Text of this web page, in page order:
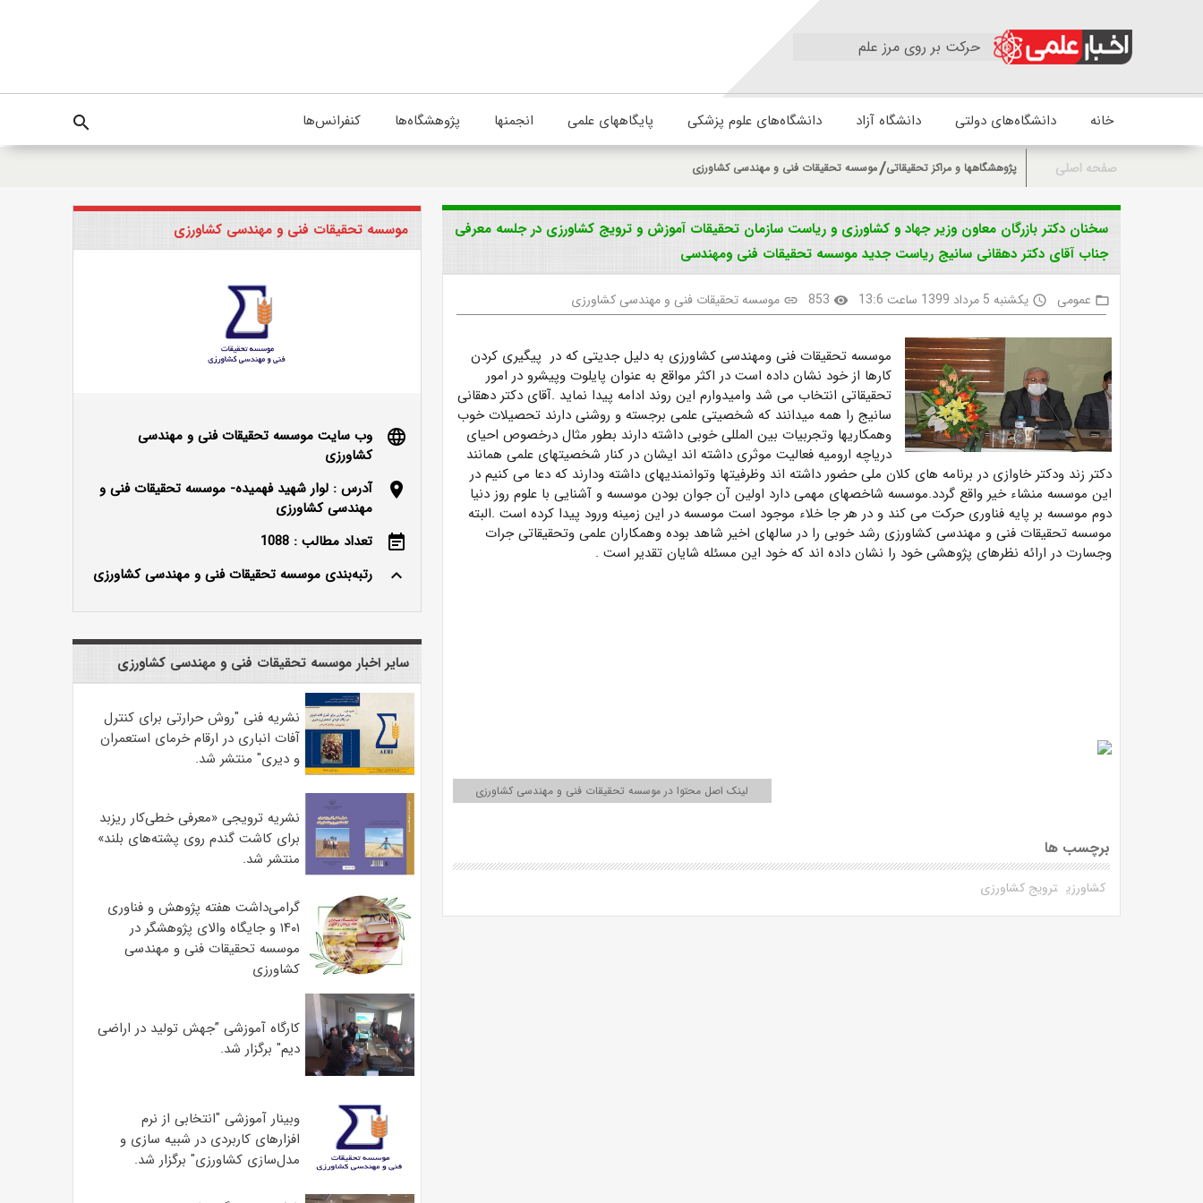
حرکت بر روی مرز علم
خانه دانشگاه‌های دولتی دانشگاه آزاد دانشگاه‌های علوم پزشکی پایگاههای علمی انجمنها پژوهشگاه‌ها کنفرانس‌ها search
صفحه اصلی پژوهشگاهها و مراکز تحقیقاتی موسسه تحقیقات فنی و مهندسی کشاورزی
سخنان دکتر بازرگان معاون وزیر جهاد و کشاورزی و ریاست سازمان تحقیقات آموزش و ترویج کشاورزی در جلسه معرفی
جناب آقای دکتر دهقانی سانیج ریاست جدید موسسه تحقیقات فنی ومهندسی
folder_open عمومی access_time یکشنبه 5 مرداد 1399 ساعت 13:6 visibility
853
link موسسه تحقیقات فنی و مهندسی کشاورزی
موسسه تحقیقات فنی ومهندسی کشاورزی به دلیل جدیتی که در پیگیری کردن
کارها از خود نشان داده است در اکثر مواقع به عنوان پایلوت وپیشرو در امور
تحقیقاتی انتخاب می شد وامیدوارم این روند ادامه پیدا نماید .آقای دکتر دهقانی
سانیج را همه میدانند که شخصیتی علمی برجسته و روشنی دارند تحصیلات خوب
وهمکاریها وتجربیات بین المللی خوبی داشته دارند بطور مثال درخصوص احیای
دریاچه ارومیه فعالیت موثری داشته اند ایشان در کنار شخصیتهای علمی همانند
دکتر زند ودکتر خاوازی در برنامه های کلان ملی حضور داشته اند وظرفیتها وتوانمندیهای داشته ودارند که دعا می کنیم در
این موسسه منشاء خیر واقع گردد.موسسه شاخصهای مهمی دارد اولین آن جوان بودن موسسه و آشنایی با علوم روز دنیا
دوم موسسه بر پایه فناوری حرکت می کند و در هر جا خلاء موجود است موسسه در این زمینه ورود پیدا کرده است .البته
موسسه تحقیقات فنی و مهندسی کشاورزی رشد خوبی را در سالهای اخیر شاهد بوده وهمکاران علمی وتحقیقاتی جرات
وجسارت در ارائه نظرهای پژوهشی خود را نشان داده اند که خود این مسئله شایان تقدیر است .
لینک اصل محتوا در موسسه تحقیقات فنی و مهندسی کشاورزی
برچسب ها
کشاورزی ترویج کشاورزی
موسسه تحقیقات فنی و مهندسی کشاورزی
language
وب سایت موسسه تحقیقات فنی و مهندسی
کشاورزی
location_on
آدرس : لوار شهید فهمیده- موسسه تحقیقات فنی و
مهندسی کشاورزی
event_note
تعداد مطالب : 1088
keyboard_arrow_up
رتبه‌بندی موسسه تحقیقات فنی و مهندسی کشاورزی
سایر اخبار موسسه تحقیقات فنی و مهندسی کشاورزی
نشریه فنی "روش حرارتی برای کنترل
آفات انباری در ارقام خرمای استعمران
و دیری" منتشر شد.
نشریه ترویجی «معرفی خطی‌کار ریزبد
برای کاشت گندم روی پشته‌های بلند»
منتشر شد.
گرامی‌داشت هفته پژوهش و فناوری
۱۴۰۱ و جایگاه والای پژوهشگر در
موسسه تحقیقات فنی و مهندسی
کشاورزی
کارگاه آموزشی ”جهش تولید در اراضی
دیم" برگزار شد.
وبینار آموزشی "انتخابی از نرم
افزارهای کاربردی در شبیه سازی و
مدل‌سازی کشاورزی" برگزار شد.